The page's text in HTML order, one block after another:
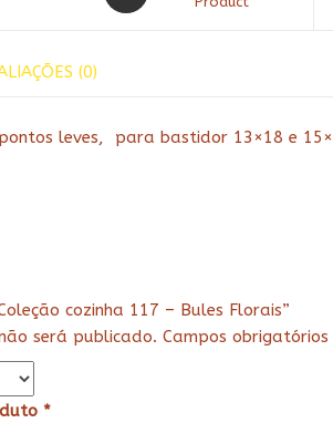
(0)
leves, para bastidor 13×18 e
cozinha 117 – Bules Florais”
será publicado. Campos
*